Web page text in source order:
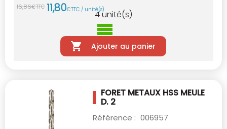
16,86€TTC 11,80€TTC / unité(s)
4unité(s)
Ajouter au panier
FORET METAUX HSS MEULE
D. 2
Référence : 006957